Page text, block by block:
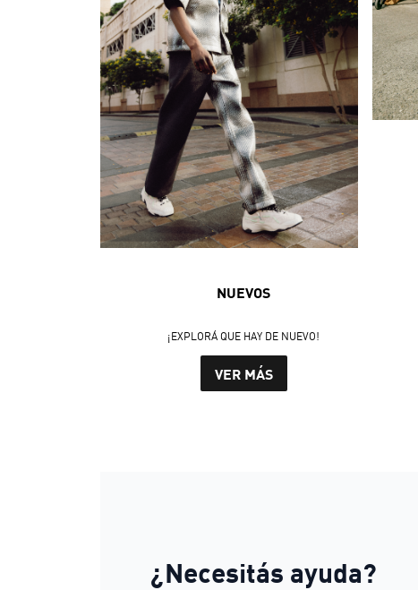
NUEVOS
¡EXPLORÁ QUE HAY DE NUEVO!
VER MÁS
¿Necesitás ayuda?